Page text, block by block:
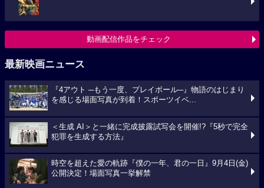
動画配信作品をチェック
最新映画ニュース
『4アウト ─もう一度、プレイボール─』物語のはじまり
を感じる場面写真が到着！スポーツイベ...
＜生成 AI＞と一緒に完成披露試写会を開催!?『5秒で完全
犯罪を生成する方法』
時空を超えた愛の軌跡『僕の一年、君の一日』9月4日(金)
公開決定！場面写真一挙解禁